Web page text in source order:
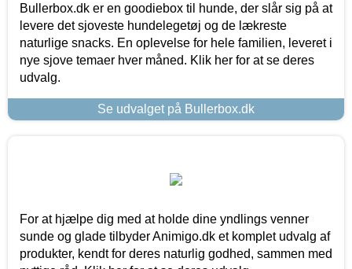
Bullerbox.dk er en goodiebox til hunde, der slår sig på at
levere det sjoveste hundelegetøj og de lækreste
naturlige snacks. En oplevelse for hele familien, leveret i
nye sjove temaer hver måned. Klik her for at se deres
udvalg.
Se udvalget på Bullerbox.dk
For at hjælpe dig med at holde dine yndlings venner
sunde og glade tilbyder Animigo.dk et komplet udvalg af
produkter, kendt for deres naturlig godhed, sammen med